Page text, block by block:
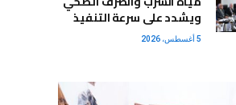
ويشدد على سرعة التنفيذ
5 أغسطس، 2026